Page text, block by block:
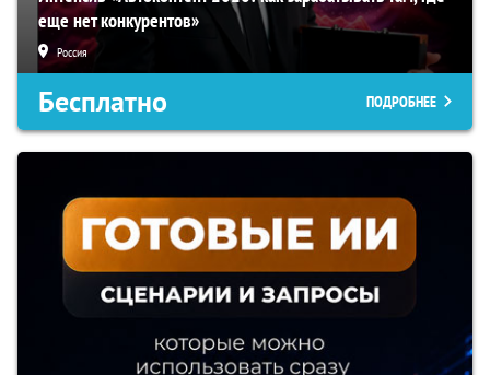
еще нет конкурентов»
Россия
Бесплатно ПОДРОБНЕЕ